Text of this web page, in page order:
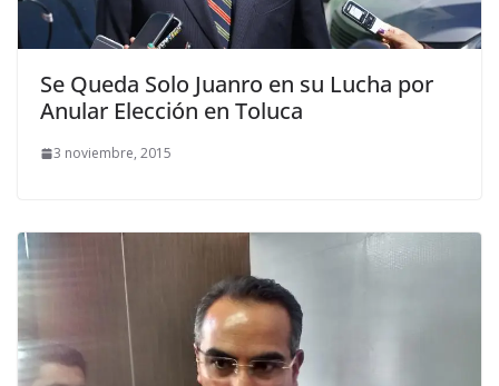
Se Queda Solo Juanro en su Lucha por
Anular Elección en Toluca
3 noviembre, 2015